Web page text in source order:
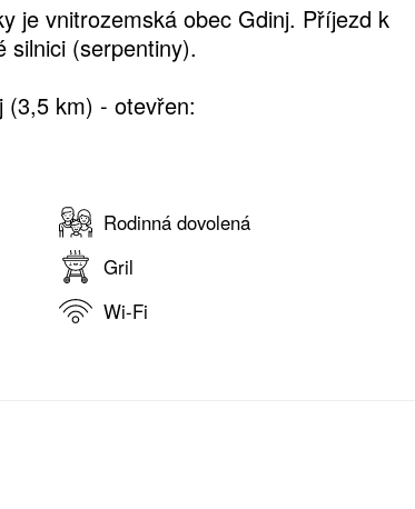
je vnitrozemská obec Gdinj. Příjezd k
silnici (serpentiny).
(3,5 km) - otevřen:
Rodinná dovolená
Gril
Wi-Fi